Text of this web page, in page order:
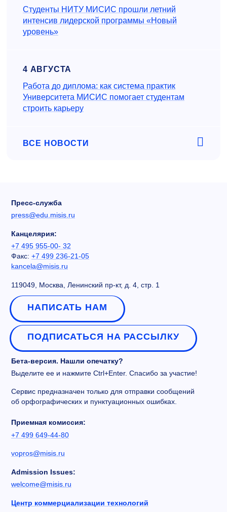
Студенты НИТУ МИСИС прошли летний
интенсив лидерской программы «Новый
уровень»
4 АВГУСТА
Работа до диплома: как система практик
Университета МИСИС помогает студентам
строить карьеру
ВСЕ НОВОСТИ
Пресс-служба
press@edu.misis.ru
Канцелярия:
+7 495 955-00- 32
Факс: +7 499 236-21-05
kancela@misis.ru
119049, Москва, Ленинский пр-кт, д. 4, стр. 1
НАПИСАТЬ НАМ
ПОДПИСАТЬСЯ НА РАССЫЛКУ
Бета-версия. Нашли опечатку?
Выделите ее и нажмите Ctrl+Enter. Спасибо за участие!
Сервис предназначен только для отправки сообщений
об орфографических и пунктуационных ошибках.
Приемная комиссия:
+7 499 649-44-80
vopros@misis.ru
Admission Issues:
welcome@misis.ru
Центр коммерциализации технологий